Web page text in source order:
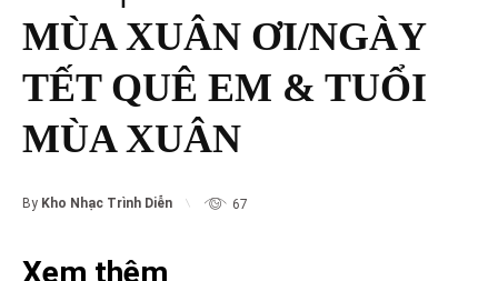
MÙA XUÂN ƠI/NGÀY
TẾT QUÊ EM & TUỔI
MÙA XUÂN
By Kho Nhạc Trình Diễn 67
Xem thêm